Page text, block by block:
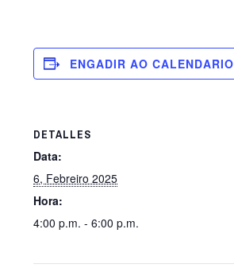
ENGADIR AO CALENDARIO
DETALLES
Data:
6, Febreiro 2025
Hora:
4:00 p.m. - 6:00 p.m.